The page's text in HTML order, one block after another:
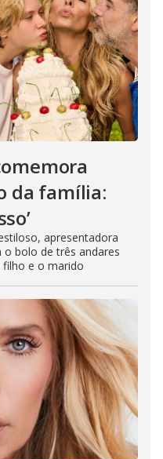
da família:
apresentadora
o bolo de três andares
e o marido